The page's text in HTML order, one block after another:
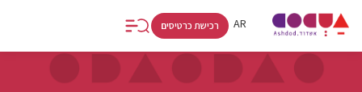
AR
HE
רכישת כרטיסים